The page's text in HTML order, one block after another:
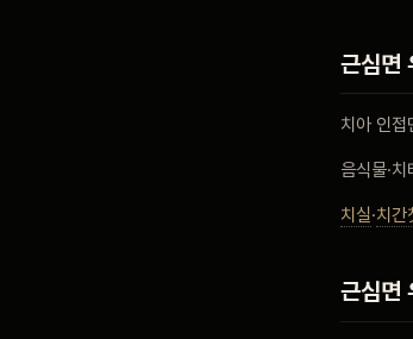
치과 백과사전
자주 묻는 질문
회원가입 / 로그
근심면
치아 인접
음식물·
치실·치간
근심면